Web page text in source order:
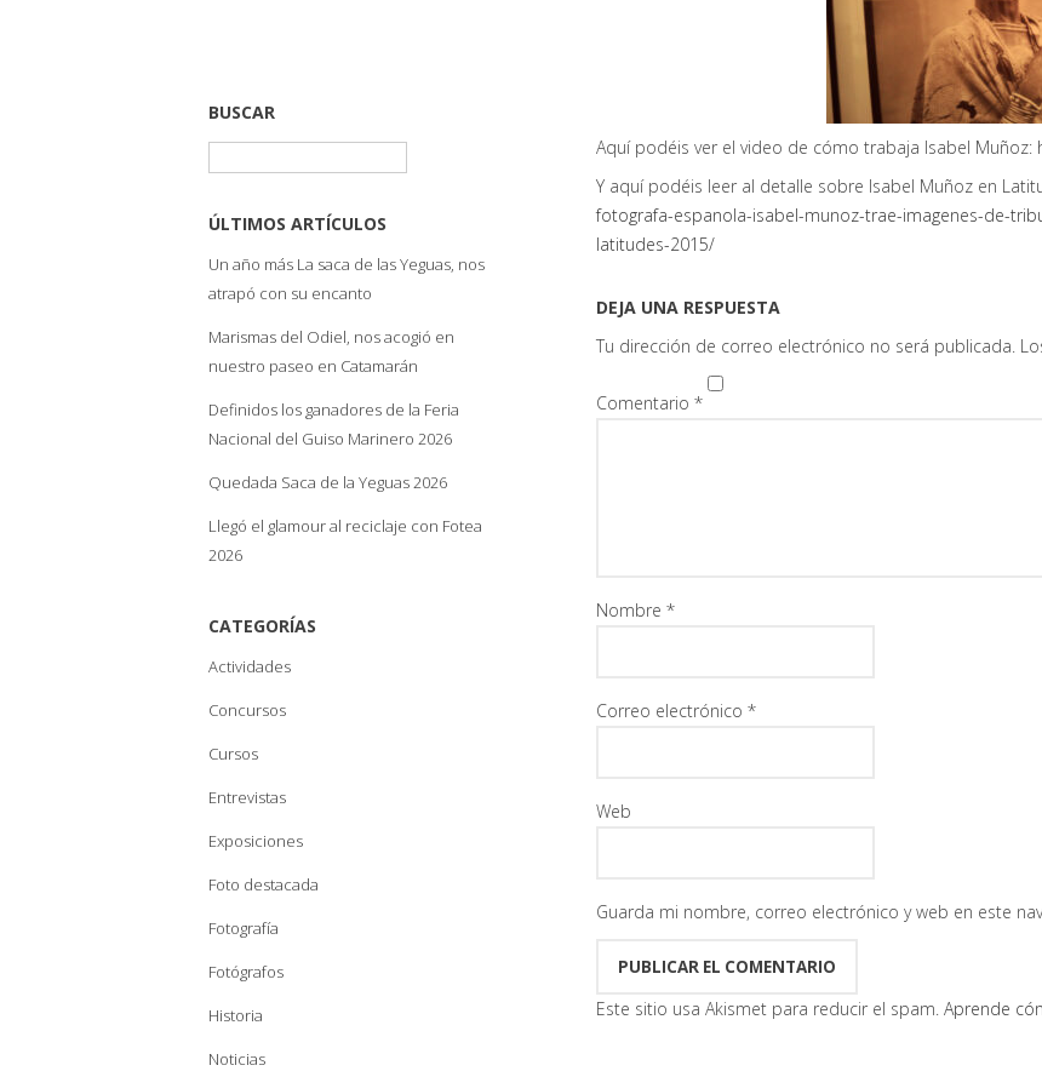
BUSCAR
ÚLTIMOS ARTÍCULOS
Un año más La saca de las Yeguas, nos
atrapó con su encanto
Marismas del Odiel, nos acogió en
nuestro paseo en Catamarán
Definidos los ganadores de la Feria
Nacional del Guiso Marinero 2026
Quedada Saca de la Yeguas 2026
Llegó el glamour al reciclaje con Fotea
2026
CATEGORÍAS
Actividades
Concursos
Cursos
Entrevistas
Exposiciones
Foto destacada
Fotografía
Fotógrafos
Historia
Noticias
Aquí podéis ver el video de cómo trabaja Isabel Muñoz:
Y aquí podéis leer al detalle sobre Isabel Muñoz en
fotografa-espanola-isabel-munoz-trae-imagenes-de-
latitudes-2015/
DEJA UNA RESPUESTA
Tu dirección de correo electrónico no será publicada.
Comentario *
Nombre *
Correo electrónico *
Web
Guarda mi nombre, correo electrónico y web en este
Este sitio usa Akismet para reducir el spam. Aprende